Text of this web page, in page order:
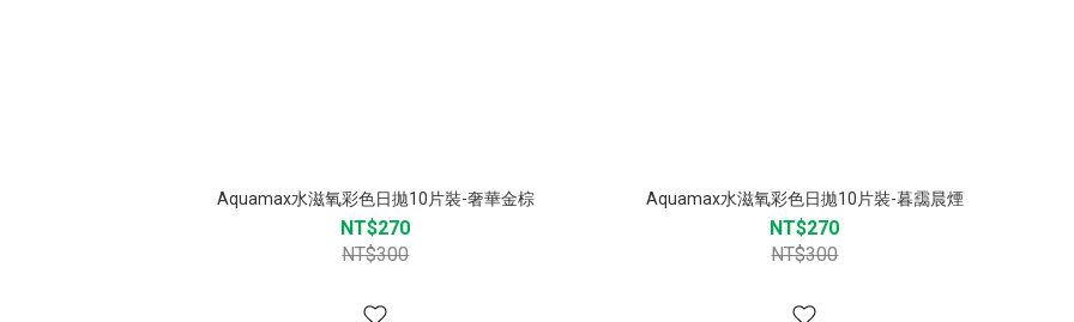
Aquamax水滋氧彩色日拋10片裝-奢華金棕
NT$270
NT$300
Aquamax水滋氧彩色日拋10片裝-暮靄晨煙
NT$270
NT$300